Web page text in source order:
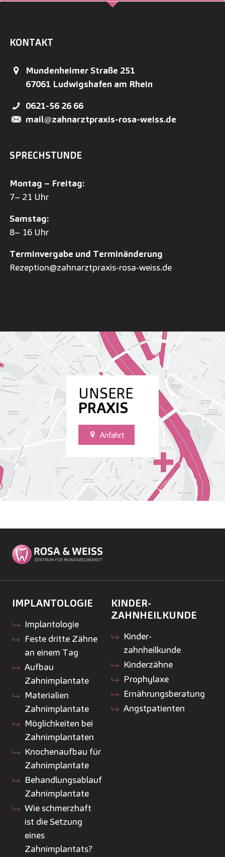
UNSERE
PRAXIS
Anfahrt
KONTAKT
Mundenheimer Straße 251
67061 Ludwigshafen am Rhein
0621-56 26 66
mail@zahnarztpraxis-rosa-weiss.de
SPRECHSTUNDE
Montag – Freitag:
7– 21 Uhr
Samstag:
8– 16 Uhr
Terminvergabe und Terminänderung
Rezeption@zahnarztpraxis-rosa-weiss.de
IMPLANTOLOGIE
Implantologie
Feste dritte Zähne
an einem Tag
Aufbau
Zahnimplantate
Materialien
Zahnimplantate
Möglichkeiten bei
Zahnimplantaten
Knochenaufbau für
Zahnimplantate
Behandlungsablauf
Zahnimplantate
Wie schmerzhaft
ist die Setzung
eines
Zahnimplantats?
KINDER­
ZAHNHEILKUNDE
Kinder­
zahnheilkunde
Kinderzähne
Prophylaxe
Ernährungsberatung
Angstpatienten